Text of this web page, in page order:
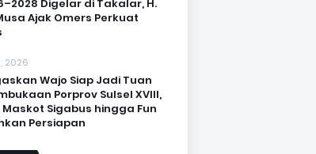
Digelar di Takalar, H.
Ajak Omers Perkuat
2026
Wajo Siap Jadi Tuan
Porprov Sulsel XVIII,
Sigabus hingga Fun
Persiapan